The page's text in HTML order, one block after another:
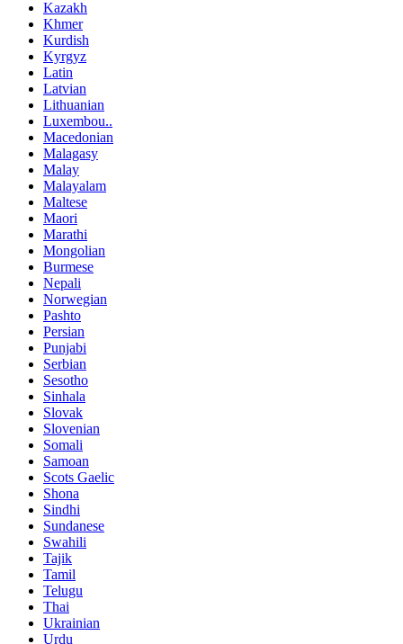
Kazakh
Khmer
Kurdish
Kyrgyz
Latin
Latvian
Lithuanian
Luxembou..
Macedonian
Malagasy
Malay
Malayalam
Maltese
Maori
Marathi
Mongolian
Burmese
Nepali
Norwegian
Pashto
Persian
Punjabi
Serbian
Sesotho
Sinhala
Slovak
Slovenian
Somali
Samoan
Scots Gaelic
Shona
Sindhi
Sundanese
Swahili
Tajik
Tamil
Telugu
Thai
Ukrainian
Urdu